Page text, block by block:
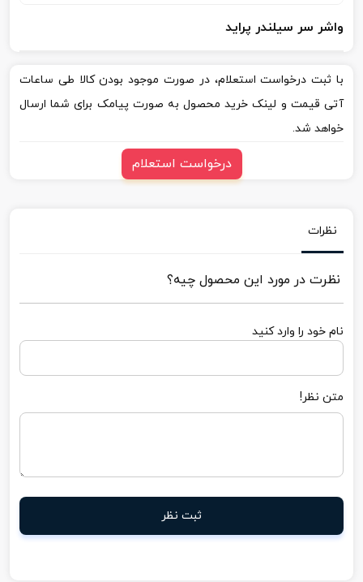
واشر سر سیلندر پراید
با ثبت درخواست استعلام، در صورت موجود بودن کالا طی ساعات
آتی قیمت و لینک خرید محصول به صورت پیامک برای شما ارسال
خواهد شد.
درخواست استعلام
نظرات
نظرت در مورد این محصول چیه؟
نام خود را وارد کنید
متن نظر!
ثبت نظر